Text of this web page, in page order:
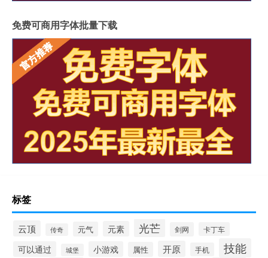
免费可商用字体批量下载
标签
云顶 传奇 元气 元素 光芒 剑网 卡丁车
可以通过 城堡 小游戏 属性 开原 手机
技能